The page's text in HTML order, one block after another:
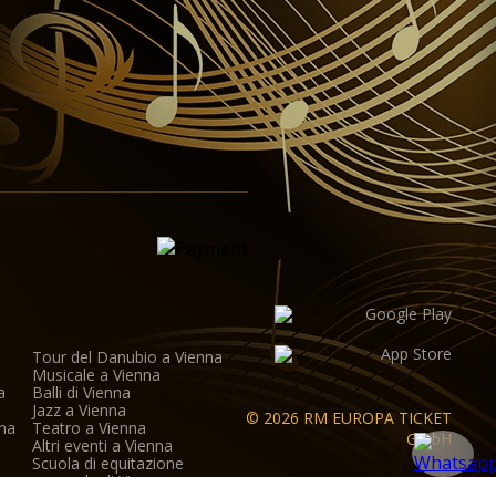
Tour del Danubio a Vienna
Musicale a Vienna
Balli di Vienna
Jazz a Vienna
Teatro a Vienna
Altri eventi a Vienna
Scuola di equitazione
© 2026 RM EUROPA TICKET
GmbH